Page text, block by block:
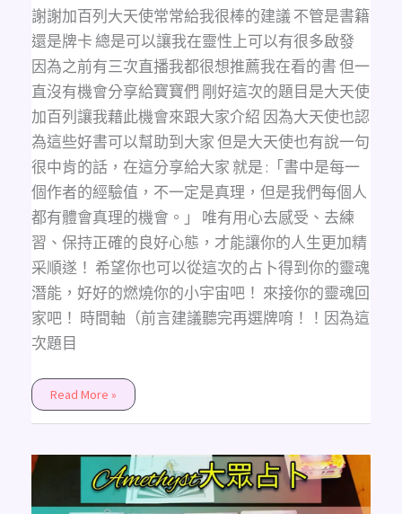
謝謝加百列大天使常常給我很棒的建議 不管是書籍
還是牌卡 總是可以讓我在靈性上可以有很多啟發
因為之前有三次直播我都很想推薦我在看的書 但一
直沒有機會分享給寶寶們 剛好這次的題目是大天使
加百列讓我藉此機會來跟大家介紹 因為大天使也認
為這些好書可以幫助到大家 但是大天使也有說一句
很中肯的話，在這分享給大家 就是 :「書中是每一
個作者的經驗值，不一定是真理，但是我們每個人
都有體會真理的機會。」 唯有用心去感受、去練
習、保持正確的良好心態，才能讓你的人生更加精
采順遂！ 希望你也可以從這次的占卜得到你的靈魂
潛能，好好的燃燒你的小宇宙吧！ 來接你的靈魂回
家吧！ 時間軸（前言建議聽完再選牌唷！！因為這
次題目
醒
後
的
狀
態，
快
來
接
你
的
靈
魂
回
家
吧!
(不
限
時
間/
不
限
狀
況)
Read More »
Amethyst